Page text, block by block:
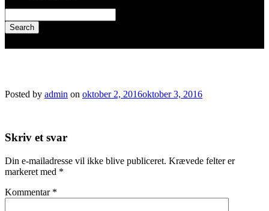
for:
Posted by admin on oktober 2, 2016oktober 3, 2016
Skriv et svar
Din e-mailadresse vil ikke blive publiceret. Krævede felter er
markeret med *
Kommentar *